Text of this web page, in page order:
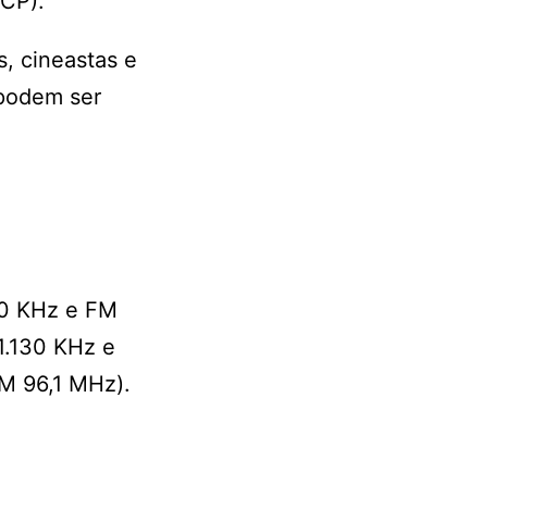
cineastas e
ser
KHz e FM
KHz e
96,1 MHz).